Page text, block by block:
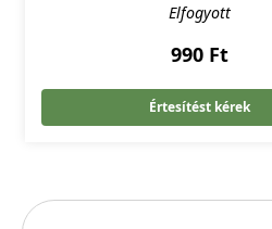
Elfogyott
990 Ft
Értesítést kérek